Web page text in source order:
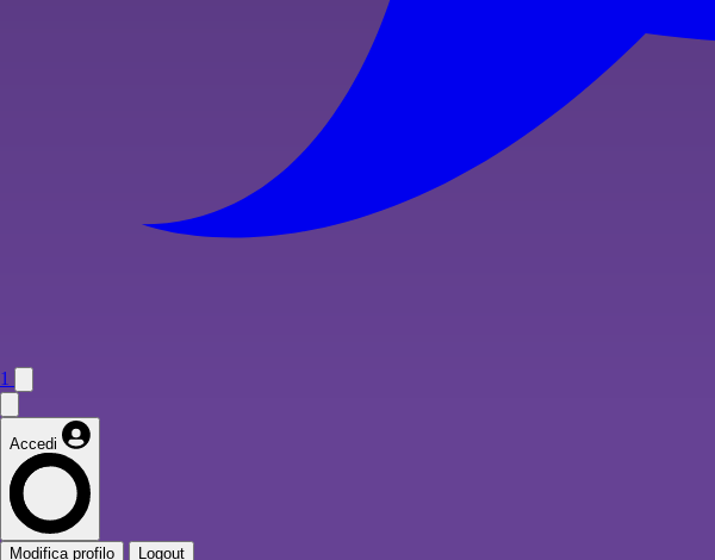
1
Accedi
Modifica profilo Logout